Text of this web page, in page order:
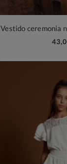
Vestido ceremonia